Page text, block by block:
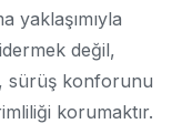
yaklaşımıyla
değil,
sürüş konforunu
korumaktır.